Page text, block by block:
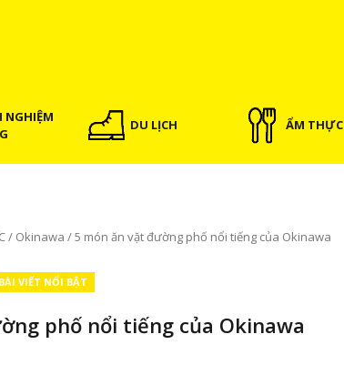
NGHIỆM
DU LỊCH ẨM THỰC
/ Okinawa /5 món ăn vặt đường phố nổi tiếng của Okinawa
BÀI VIẾT NỔI BẬT
phố nổi tiếng của Okinawa